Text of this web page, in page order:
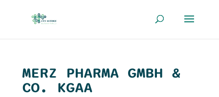
MERZ PHARMA GMBH &
CO. KGAA